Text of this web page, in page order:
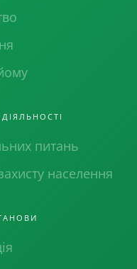
питань
населення